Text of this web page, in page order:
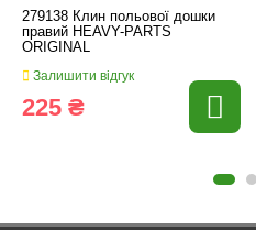
279138 Клин польової дошки
правий HEAVY-PARTS
ORIGINAL
Залишити відгук
225 ₴